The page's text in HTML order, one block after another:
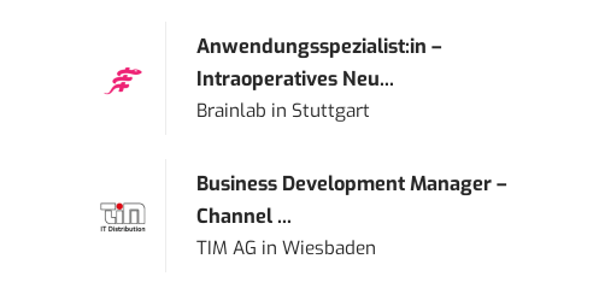
Anwendungsspezialist:in –
Intraoperatives Neu...
Brainlab in Stuttgart
Business Development Manager –
Channel ...
TIM AG inWiesbaden